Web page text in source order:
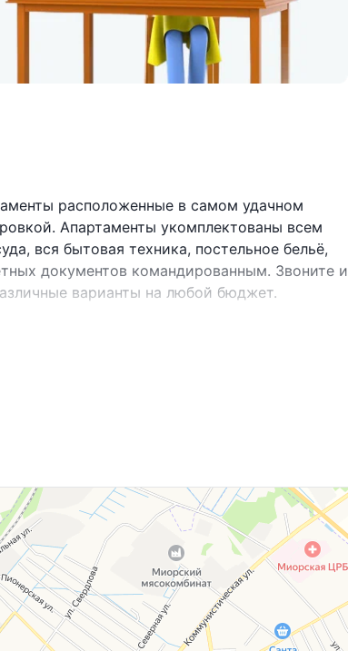
расположенные в самом удачном
Апартаменты укомплектованы всем
вся бытовая техника, постельное бельё,
документов командированным. Звоните и
варианты на любой бюджет.